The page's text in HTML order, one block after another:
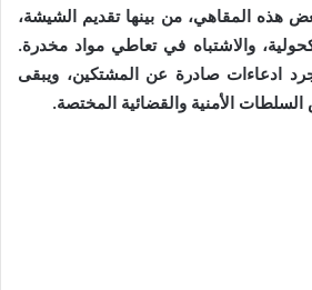
هذه المقاهي، من بينها تقديم الشيشة،
والاشتباه في تعاطي مواد مخدرة.
ادعاءات صادرة عن المشتكين، ويبقى
الأمنية والقضائية المختصة.